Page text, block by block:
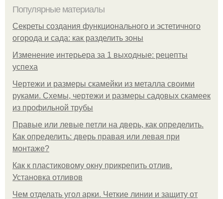
Популярные материалы
Секреты создания функционального и эстетичного
огорода и сада: как разделить зоны
Изменение интерьера за 1 выходные: рецепты
успеха
Чертежи и размеры скамейки из металла своими
руками. Схемы, чертежи и размеры садовых скамеек
из профильной трубы
Правые или левые петли на дверь, как определить.
Как определить: дверь правая или левая при
монтаже?
Как к пластиковому окну прикрепить отлив.
Установка отливов
Чем отделать угол арки. Четкие линии и защиту от